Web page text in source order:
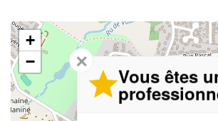
+
−
✕
Vous êtes